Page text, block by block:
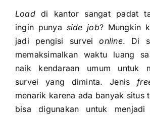
Loaddi kantor sangat padat
ingin punya side job? Mungkin
jadi pengisi surveionline. Di
memaksimalkan waktu luang
naik kendaraan umum untuk
survei yang diminta. Jenis
menarik karena ada banyak situs
bisa digunakan untuk